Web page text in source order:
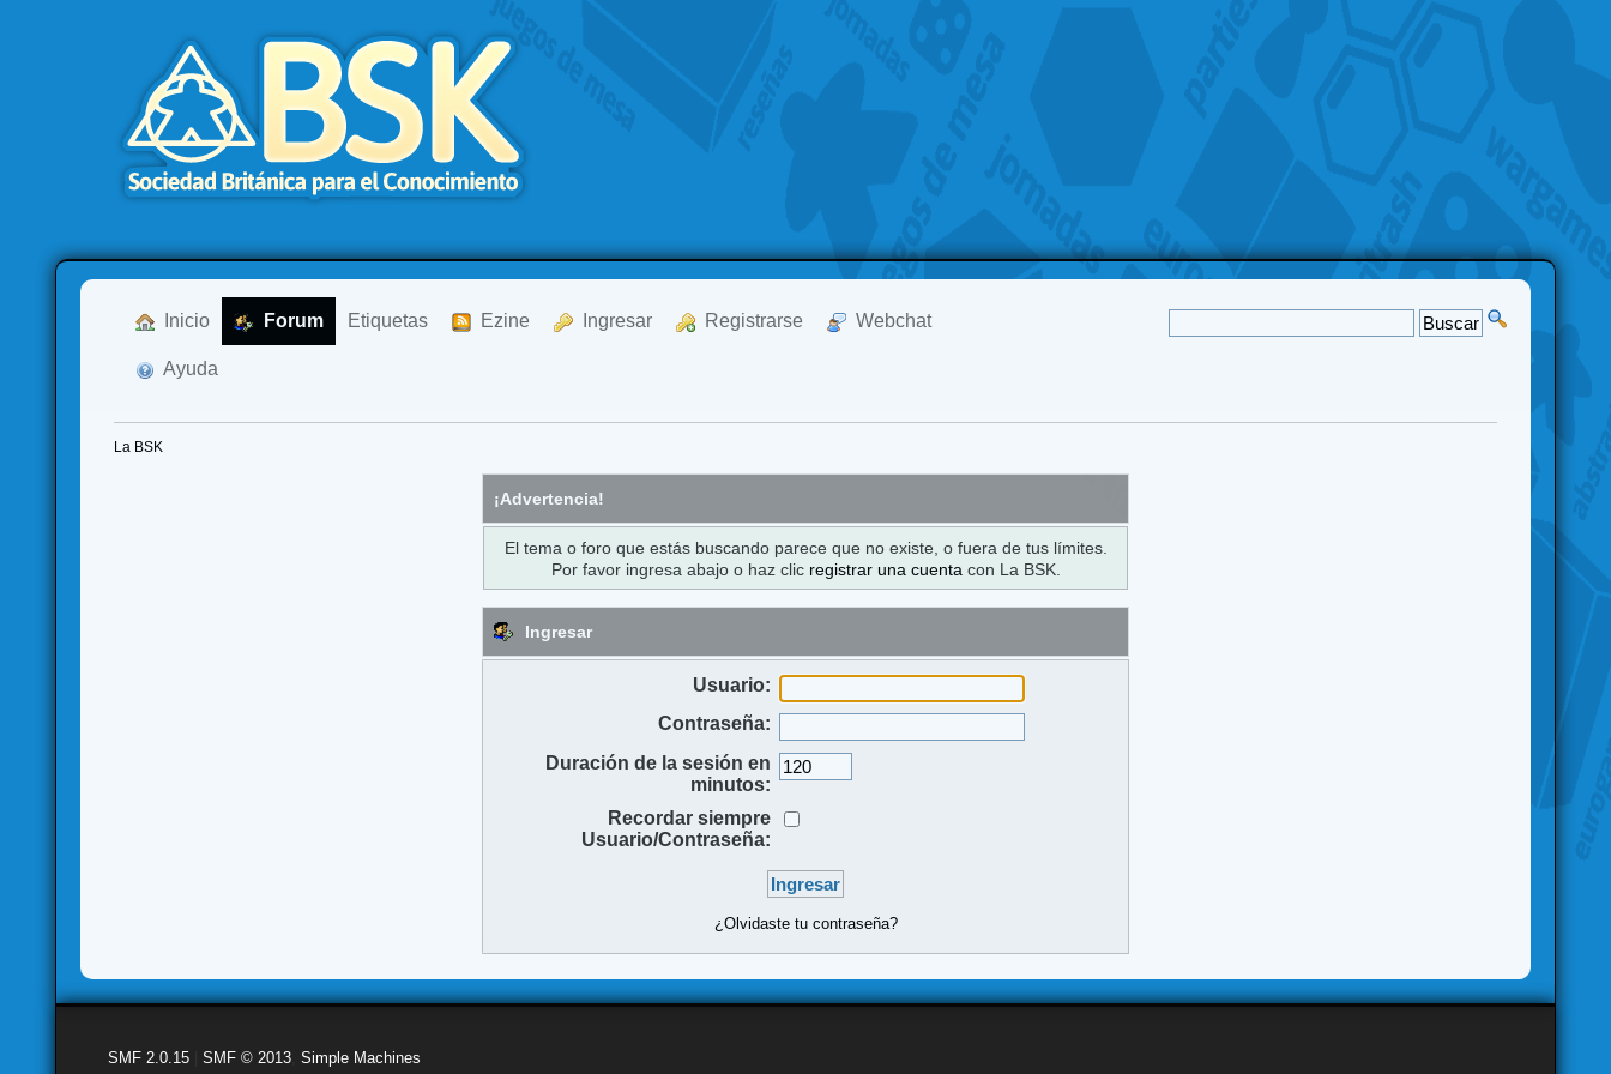
Inicio Forum Etiquetas Ezine Ingresar Registrarse Webchat
Ayuda
La BSK
¡Advertencia!
El tema o foro que estás buscando parece que no existe, o fuera de tus límites.
Por favor ingresa abajo o haz clic registrar una cuenta con La BSK.
Ingresar
Usuario:
Contraseña:
Duración de la sesión en
minutos:
Recordar siempre
Usuario/Contraseña:
¿Olvidaste tu contraseña?
SMF 2.0.15 |SMF © 2013 ,Simple Machines